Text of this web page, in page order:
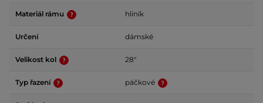
Materiál rámu hliník
Určení dámské
Velikost kol 28"
Typ řazení páčkové